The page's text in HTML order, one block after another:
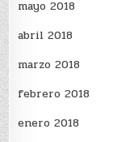
mayo 2018
abril 2018
marzo 2018
febrero 2018
enero 2018